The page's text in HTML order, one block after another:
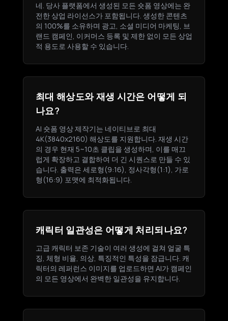
네. 당사 플랫폼에서 생성된 모든 숏폼 영상에는 완
전한 상업 라이선스가 포함됩니다. 생성한 콘텐츠
의 100%를 소유하며 광고, 소셜 미디어 마케팅, 브
랜드 캠페인, 이커머스 등록 및 제한 없이 모든 상업
적 용도로 사용할 수 있습니다.
최대 해상도와 재생 시간은 어떻게 되
나요?
AI 숏폼 영상 제작기는 네이티브로 최대
4K(3840x2160) 해상도를 지원합니다. 재생 시간
의 경우 현재 5~10초 클립을 생성하며, 이를 매끄
럽게 확장하고 결합하여 더 긴 시퀀스로 만들 수 있
습니다. 출력은 세로형(9:16), 정사각형(1:1), 가로
형(16:9) 포맷에 최적화됩니다.
캐릭터 일관성은 어떻게 처리되나요?
고급 캐릭터 보존 기술이 여러 생성에 걸쳐 얼굴 특
징, 체형 비율, 의상, 특징적인 특성을 잠급니다. 캐
릭터의 레퍼런스 이미지를 업로드하면 AI가 캠페인
의 모든 영상에서 완벽한 일관성을 유지합니다.